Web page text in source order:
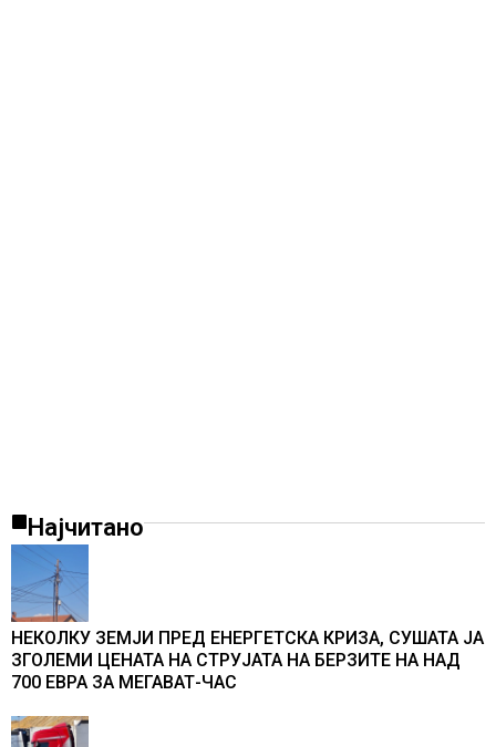
Најчитано
НЕКОЛКУ ЗЕМЈИ ПРЕД ЕНЕРГЕТСКА КРИЗА, СУШАТА ЈА
ЗГОЛЕМИ ЦЕНАТА НА СТРУЈАТА НА БЕРЗИТЕ НА НАД
700 ЕВРА ЗА МЕГАВАТ-ЧАС